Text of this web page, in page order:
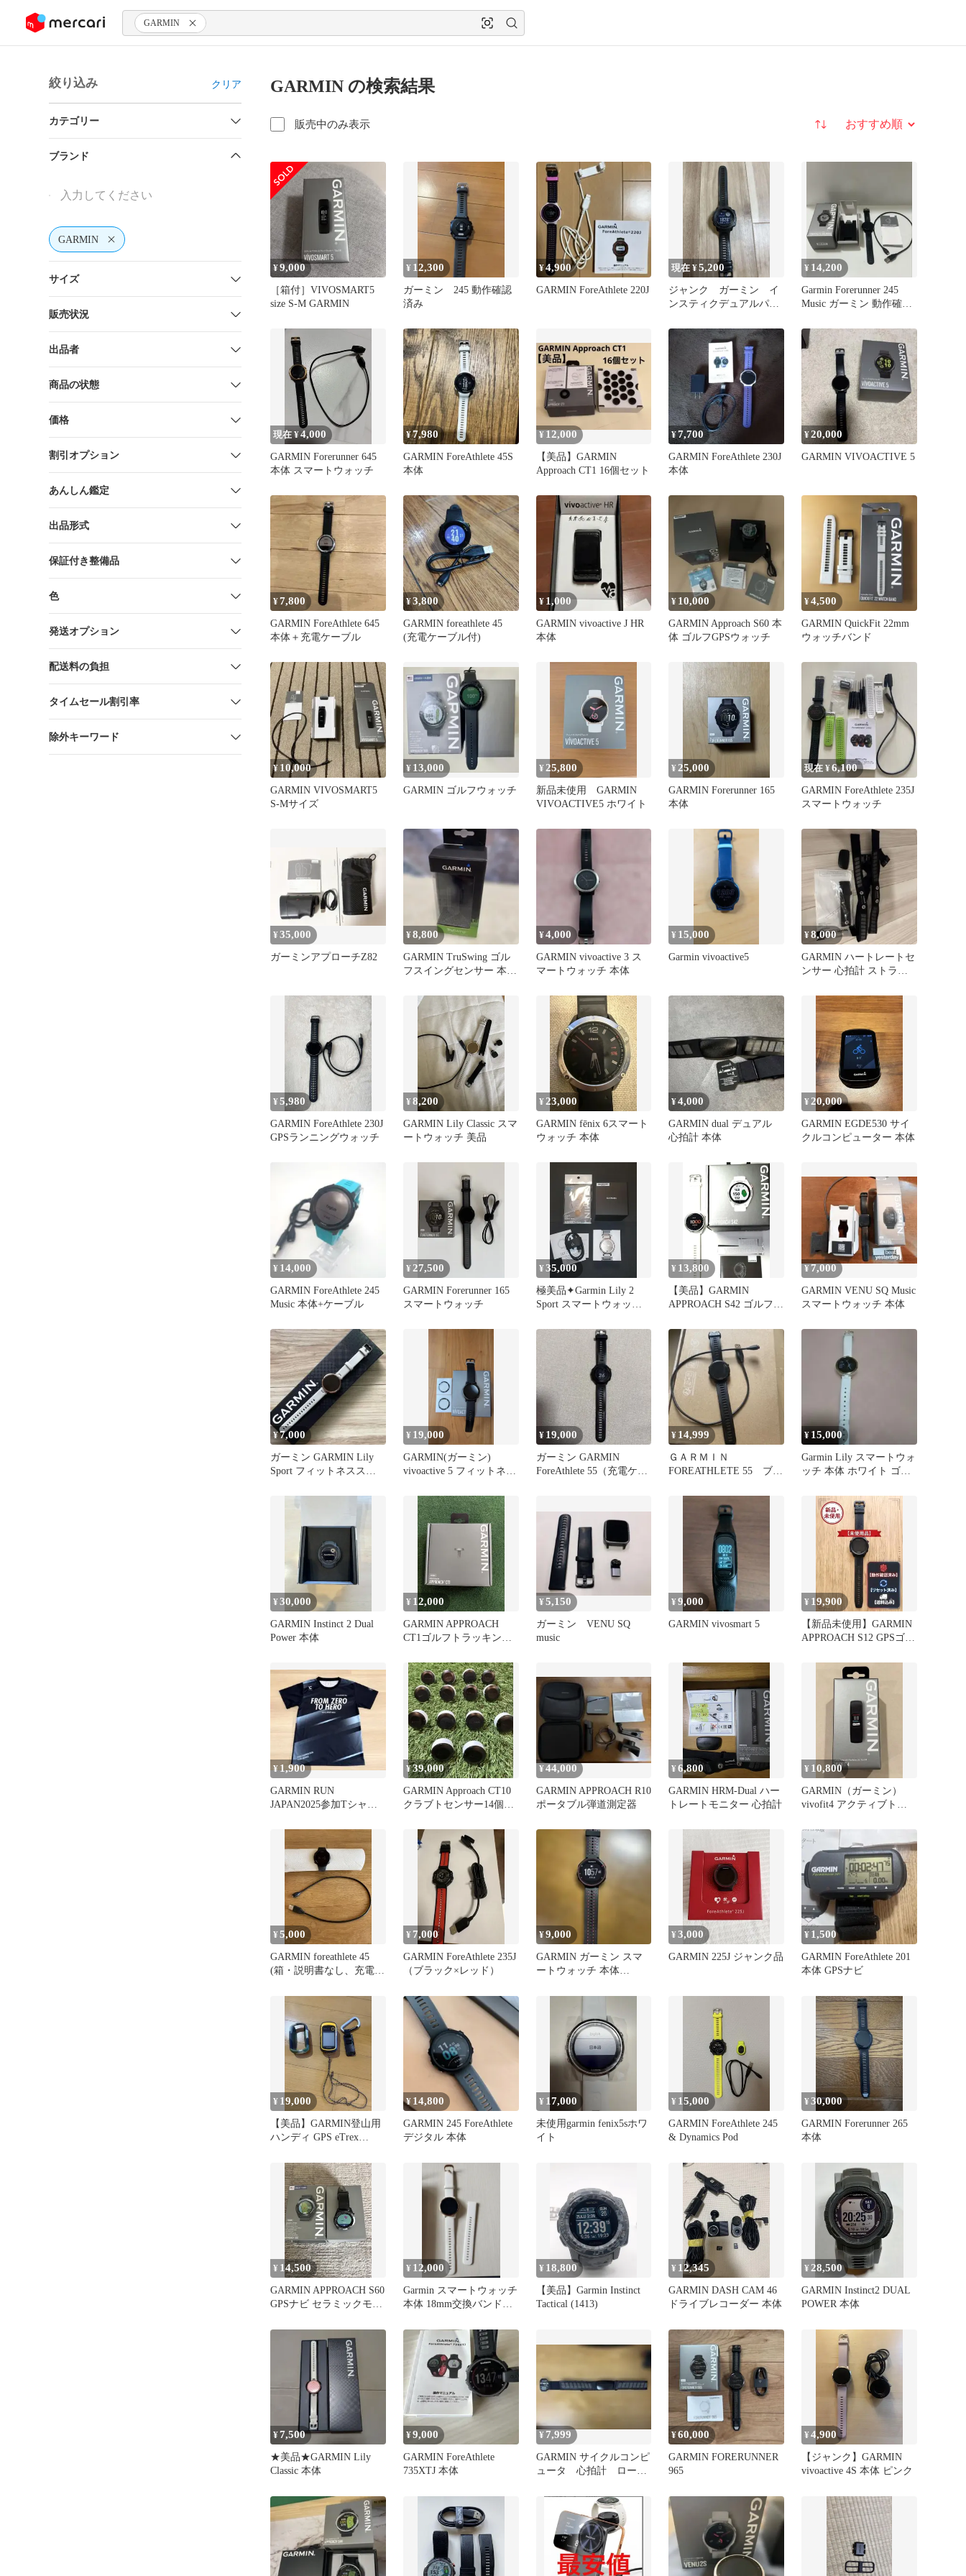
ツにスキップ GARMIN
絞り込み クリア
カテゴリー
ブランド
GARMIN
サイズ
販売状況
出品者
商品の状態
価格
割引オプション
あんしん鑑定
出品形式
保証付き整備品
色
発送オプション
配送料の負担
タイムセール割引率
除外キーワード
GARMIN の検索結果
販売中のみ表示 並び替え
¥9,000
［箱付］VIVOSMART5
size S-M GARMIN
¥ 12,300
ガーミン 245 動作確認
済み
¥4,900
GARMIN ForeAthlete 220J
現在 ¥5,200
ジャンク ガーミン イ
ンスティクデュアルパワ
¥ 14,200
Garmin Forerunner 245
Music ガーミン 動作確認
現在 ¥4,000
GARMIN Forerunner 645
本体 スマートウォッチ
¥7,980
GARMIN ForeAthlete 45S
本体
¥ 12,000
【美品】GARMIN
Approach CT1 16個セット
¥7,700
GARMIN ForeAthlete 230J
本体
¥20,000
GARMIN VIVOACTIVE 5
¥7,800
GARMIN ForeAthlete 645
本体＋充電ケーブル
¥3,800
GARMIN foreathlete 45
(充電ケーブル付)
¥ 1,000
GARMIN vivoactive J HR
本体
¥ 10,000
GARMIN Approach S60 本
体 ゴルフGPSウォッチ
¥4,500
GARMIN QuickFit 22mm
ウォッチバンド
¥ 10,000
GARMIN VIVOSMART5
S-Mサイズ
¥ 13,000
GARMIN ゴルフウォッチ
¥ 25,800
新品未使用 GARMIN
VIVOACTIVE5 ホワイト
¥ 25,000
GARMIN Forerunner 165
本体
現在 ¥6,100
GARMIN ForeAthlete 235J
スマートウォッチ
¥35,000
ガーミンアプローチZ82
¥8,800
GARMIN TruSwing ゴル
フスイングセンサー 本体
¥4,000
GARMIN vivoactive 3 ス
マートウォッチ 本体
¥ 15,000
Garmin vivoactive5
¥8,000
GARMIN ハートレートセ
ンサー 心拍計 ストラッ
¥5,980
GARMIN ForeAthlete 230J
GPSランニングウォッチ
¥8,200
GARMIN Lily Classic スマ
ートウォッチ 美品
¥ 23,000
GARMIN fēnix 6スマート
ウォッチ 本体
¥4,000
GARMIN dual デュアル
心拍計 本体
¥ 20,000
GARMIN EGDE530 サイ
クルコンピューター 本体
¥ 14,000
GARMIN ForeAthlete 245
Music 本体+ケーブル
¥ 27,500
GARMIN Forerunner 165
スマートウォッチ
¥35,000
極美品✦Garmin Lily 2
Sport スマートウォッチ
¥ 13,800
【美品】GARMIN
APPROACH S42 ゴルフウ
¥7,000
GARMIN VENU SQ Music
スマートウォッチ 本体
¥7,000
ガーミン GARMIN Lily
Sport フィットネススマ
¥ 19,000
GARMIN(ガーミン)
vivoactive 5 フィットネス
¥ 19,000
ガーミン GARMIN
ForeAthlete 55（充電ケー
¥ 14,999
ＧＡＲＭＩＮ
FOREATHLETE 55 ブラ
¥ 15,000
Garmin Lily スマートウォ
ッチ 本体 ホワイト ゴー
¥30,000
GARMIN Instinct 2 Dual
Power 本体
¥ 12,000
GARMIN APPROACH
CT1ゴルフトラッキング
¥5,150
ガーミン VENU SQ
music
¥9,000
GARMIN vivosmart 5
¥ 19,900
【新品未使用】GARMIN
APPROACH S12 GPSゴル
¥1,900
GARMIN RUN
JAPAN2025参加Tシャツ
¥39,000
GARMIN Approach CT10
クラブトセンサー14個
¥44,000
GARMIN APPROACH R10
ポータブル弾道測定器
¥6,800
GARMIN HRM-Dual ハー
トレートモニター 心拍計
¥ 10,800
GARMIN（ガーミン）
vivofit4 アクティブトラ
¥5,000
GARMIN foreathlete 45
(箱・説明書なし、充電ケ
¥ 7,000
GARMIN ForeAthlete 235J
（ブラック×レッド）
¥9,000
GARMIN ガーミン スマ
ートウォッチ 本体
¥3,000
GARMIN 225J ジャンク品
¥1,500
GARMIN ForeAthlete 201
本体 GPSナビ
¥ 19,000
【美品】GARMIN登山用
ハンディ GPS eTrex
¥ 14,800
GARMIN 245 ForeAthlete
デジタル 本体
¥ 17,000
未使用garmin fenix5sホワ
イト
¥ 15,000
GARMIN ForeAthlete 245
& Dynamics Pod
¥30,000
GARMIN Forerunner 265
本体
¥ 14,500
GARMIN APPROACH S60
GPSナビ セラミックモデ
¥ 12,000
Garmin スマートウォッチ
本体 18mm交換バンド付
¥ 18,800
【美品】Garmin Instinct
Tactical (1413)
¥ 12,345
GARMIN DASH CAM 46
ドライブレコーダー 本体
¥28,500
GARMIN Instinct2 DUAL
POWER 本体
¥7,500
★美品★GARMIN Lily
Classic 本体
¥9,000
GARMIN ForeAthlete
735XTJ 本体
¥ 7,999
GARMIN サイクルコンピ
ュータ 心拍計 ロード
¥60,000
GARMIN FORERUNNER
965
¥4,900
【ジャンク】GARMIN
vivoactive 4S 本体 ピンク